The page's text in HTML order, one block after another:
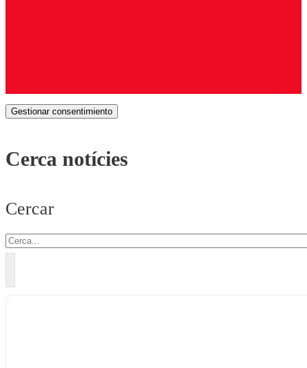
Gestionar consentimiento
Cerca notícies
Cercar